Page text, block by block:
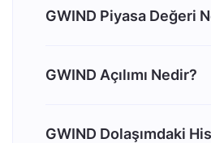
GWIND Piyasa Değeri
GWIND Açılımı Nedir?
GWIND Dolaşımdaki